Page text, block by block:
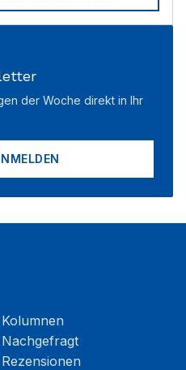
der Woche direkt in Ihr
Kolumnen
Nachgefragt
Rezensionen